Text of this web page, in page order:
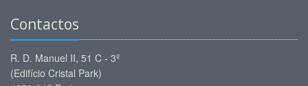
Contactos
R. D. Manuel II, 51 C - 3º
(Edifício Cristal Park)